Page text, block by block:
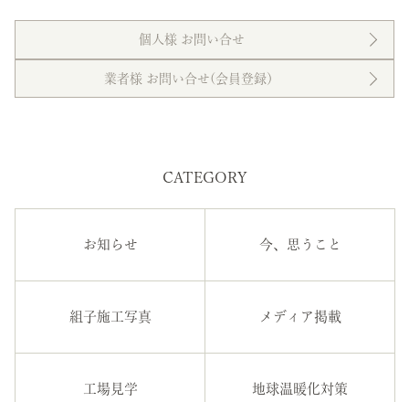
個人様 お問い合せ
業者様 お問い合せ(会員登録）
CATEGORY
お知らせ 今、思うこと
組子施工写真 メディア掲載
工場見学 地球温暖化対策